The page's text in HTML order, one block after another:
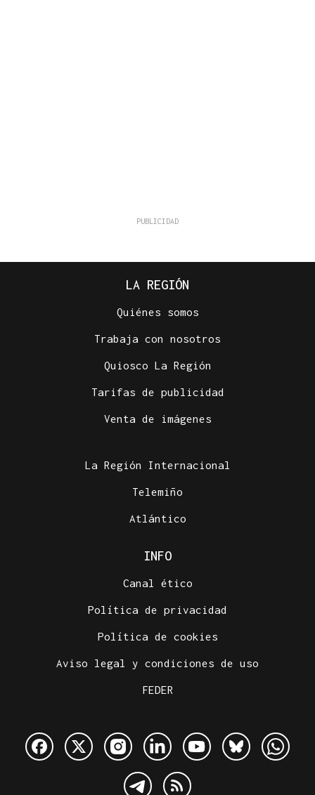
LA REGIÓN
Quiénes somos
Trabaja con nosotros
Quiosco La Región
Tarifas de publicidad
Venta de imágenes
La Región Internacional
Telemiño
Atlántico
INFO
Canal ético
Política de privacidad
Política de cookies
Aviso legal y condiciones de uso
FEDER